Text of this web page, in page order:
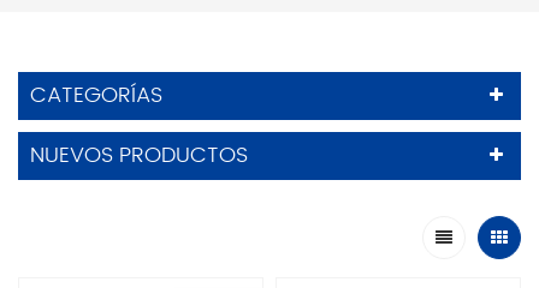
CATEGORÍAS
NUEVOS PRODUCTOS